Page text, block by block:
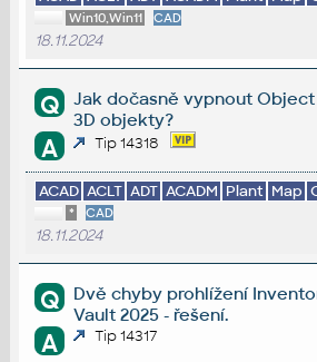
Win10,Win11 CAD
18.11.2024
Q
Jak dočasně vypnout
3D objekty?
A Tip 14318
ACAD ACLT ADT ACADM Plant Map
* CAD
18.11.2024
Q
Dvě chyby prohlížení
Vault 2025 - řešení.
A Tip 14317